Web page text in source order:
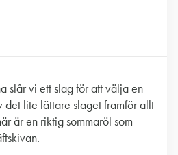
slår vi ett slag för att välja en
det lite lättare slaget framför allt
är en riktig sommaröl som